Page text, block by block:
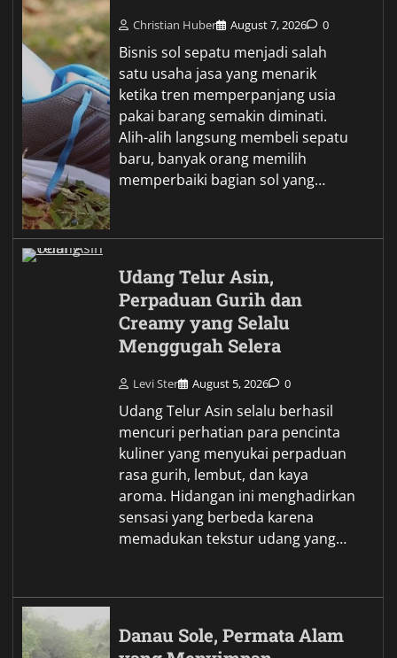
Christian Huber August 7, 2026 0
Bisnis sol sepatu menjadi salah
satu usaha jasa yang menarik
ketika tren memperpanjang usia
pakai barang semakin diminati.
Alih-alih langsung membeli sepatu
baru, banyak orang memilih
memperbaiki bagian sol yang…
Udang Telur Asin,
Perpaduan Gurih dan
Creamy yang Selalu
Menggugah Selera
Levi Ster August 5, 2026 0
Udang Telur Asin selalu berhasil
mencuri perhatian para pencinta
kuliner yang menyukai perpaduan
rasa gurih, lembut, dan kaya
aroma. Hidangan ini menghadirkan
sensasi yang berbeda karena
memadukan tekstur udang yang…
Danau Sole, Permata Alam